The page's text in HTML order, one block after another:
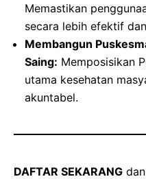
Memastikan
secara lebih efektif
Membangun
Saing: Memposisikan
utama kesehatan
akuntabel.
DAFTAR SEKARANG